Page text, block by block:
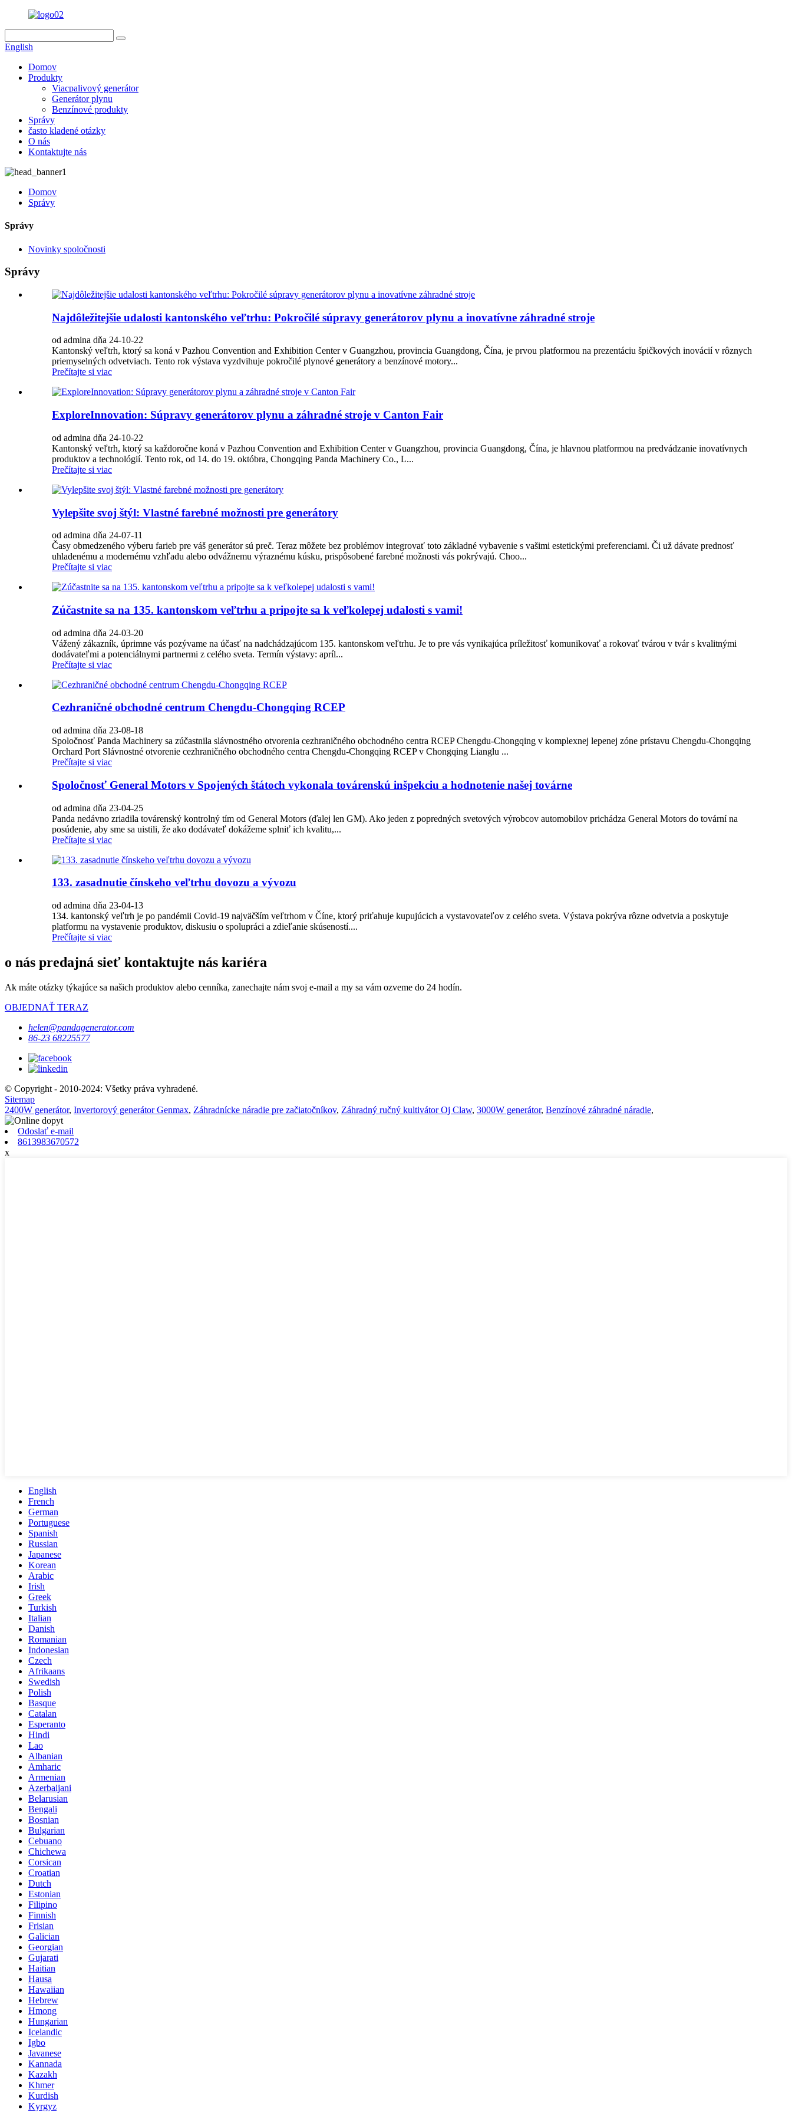
English
Domov
Produkty
Viacpalivový generátor
Generátor plynu
Benzínové produkty
Správy
často kladené otázky
O nás
Kontaktujte nás
Domov
Správy
Správy
Novinky spoločnosti
Správy
Najdôležitejšie udalosti kantonského veľtrhu: Pokročilé súpravy generátorov plynu a inovatívne záhradné stroje
od admina dňa 24-10-22
Kantonský veľtrh, ktorý sa koná v Pazhou Convention and Exhibition Center v Guangzhou, provincia Guangdong, Čína, je prvou platformou na prezentáciu špičkových inovácií v rôznych
priemyselných odvetviach. Tento rok výstava vyzdvihuje pokročilé plynové generátory a benzínové motory...
Prečítajte si viac
ExploreInnovation: Súpravy generátorov plynu a záhradné stroje v Canton Fair
od admina dňa 24-10-22
Kantonský veľtrh, ktorý sa každoročne koná v Pazhou Convention and Exhibition Center v Guangzhou, provincia Guangdong, Čína, je hlavnou platformou na predvádzanie inovatívnych
produktov a technológií. Tento rok, od 14. do 19. októbra, Chongqing Panda Machinery Co., L...
Prečítajte si viac
Vylepšite svoj štýl: Vlastné farebné možnosti pre generátory
od admina dňa 24-07-11
Časy obmedzeného výberu farieb pre váš generátor sú preč. Teraz môžete bez problémov integrovať toto základné vybavenie s vašimi estetickými preferenciami. Či už dávate prednosť
uhladenému a modernému vzhľadu alebo odvážnemu výraznému kúsku, prispôsobené farebné možnosti vás pokrývajú. Choo...
Prečítajte si viac
Zúčastnite sa na 135. kantonskom veľtrhu a pripojte sa k veľkolepej udalosti s vami!
od admina dňa 24-03-20
Vážený zákazník, úprimne vás pozývame na účasť na nadchádzajúcom 135. kantonskom veľtrhu. Je to pre vás vynikajúca príležitosť komunikovať a rokovať tvárou v tvár s kvalitnými
dodávateľmi a potenciálnymi partnermi z celého sveta. Termín výstavy: apríl...
Prečítajte si viac
Cezhraničné obchodné centrum Chengdu-Chongqing RCEP
od admina dňa 23-08-18
Spoločnosť Panda Machinery sa zúčastnila slávnostného otvorenia cezhraničného obchodného centra RCEP Chengdu-Chongqing v komplexnej lepenej zóne prístavu Chengdu-Chongqing
Orchard Port Slávnostné otvorenie cezhraničného obchodného centra Chengdu-Chongqing RCEP v Chongqing Lianglu ...
Prečítajte si viac
Spoločnosť General Motors v Spojených štátoch vykonala továrenskú inšpekciu a hodnotenie našej továrne
od admina dňa 23-04-25
Panda nedávno zriadila továrenský kontrolný tím od General Motors (ďalej len GM). Ako jeden z popredných svetových výrobcov automobilov prichádza General Motors do tovární na
posúdenie, aby sme sa uistili, že ako dodávateľ dokážeme splniť ich kvalitu,...
Prečítajte si viac
133. zasadnutie čínskeho veľtrhu dovozu a vývozu
od admina dňa 23-04-13
134. kantonský veľtrh je po pandémii Covid-19 najväčším veľtrhom v Číne, ktorý priťahuje kupujúcich a vystavovateľov z celého sveta. Výstava pokrýva rôzne odvetvia a poskytuje
platformu na vystavenie produktov, diskusiu o spolupráci a zdieľanie skúseností....
Prečítajte si viac
o nás predajná sieť kontaktujte nás kariéra
Ak máte otázky týkajúce sa našich produktov alebo cenníka, zanechajte nám svoj e-mail a my sa vám ozveme do 24 hodín.
OBJEDNAŤ TERAZ
helen@pandagenerator.com
86-23 68225577
© Copyright - 2010-2024: Všetky práva vyhradené.
Sitemap
2400W generátor, Invertorový generátor Genmax, Záhradnícke náradie pre začiatočníkov, Záhradný ručný kultivátor Oj Claw, 3000W generátor, Benzínové záhradné náradie,
Odoslať e-mail
8613983670572
x
English
French
German
Portuguese
Spanish
Russian
Japanese
Korean
Arabic
Irish
Greek
Turkish
Italian
Danish
Romanian
Indonesian
Czech
Afrikaans
Swedish
Polish
Basque
Catalan
Esperanto
Hindi
Lao
Albanian
Amharic
Armenian
Azerbaijani
Belarusian
Bengali
Bosnian
Bulgarian
Cebuano
Chichewa
Corsican
Croatian
Dutch
Estonian
Filipino
Finnish
Frisian
Galician
Georgian
Gujarati
Haitian
Hausa
Hawaiian
Hebrew
Hmong
Hungarian
Icelandic
Igbo
Javanese
Kannada
Kazakh
Khmer
Kurdish
Kyrgyz